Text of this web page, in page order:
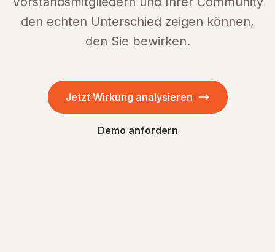
den echten Unterschied zeigen können,
den Sie bewirken.
Jetzt Wirkung analysieren
Demo anfordern